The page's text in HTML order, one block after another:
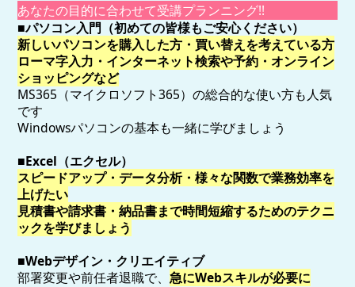
あなたの目的に合わせて受講プランニング!!
■パソコン入門 （初めての皆様もご安心ください）
新しいパソコンを購入した方・買い替えを考えている方
ローマ字入力・インターネット検索や予約・オンライン
ショッピングなど
MS365（マイクロソフト365）の総合的な使い方も人気
です
Windowsパソコンの基本も一緒に学びましょう
■Excel（エクセル）
スピードアップ・データ分析・様々な関数で業務効率を
上げたい
見積書や請求書・納品書まで時間短縮するためのテクニ
ックを学びましょう
■Webデザイン・クリエイティブ
部署変更や前任者退職で、急にWebスキルが必要に